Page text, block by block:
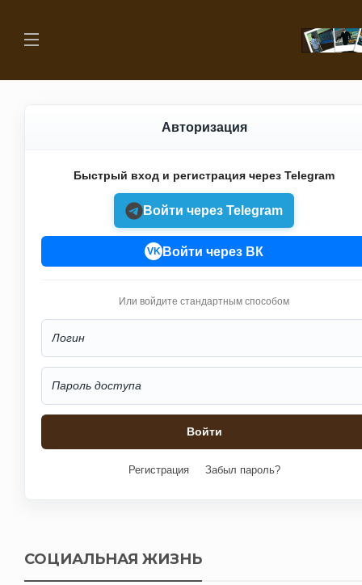
Авторизация
Быстрый вход и регистрация через Telegram
Войти через Telegram
VK Войти через ВК
Или войдите стандартным способом
Регистрация Забыл пароль?
СОЦИАЛЬНАЯ ЖИЗНЬ